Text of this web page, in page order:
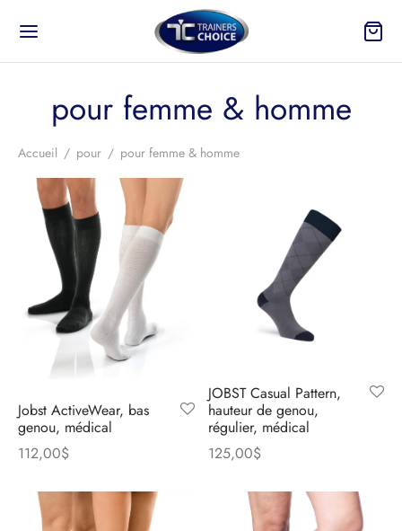
pour femme & homme
Accueil / pour / pour femme & homme
Jobst ActiveWear, bas
genou, médical
112,00$
JOBST Casual Pattern,
hauteur de genou,
régulier, médical
125,00$